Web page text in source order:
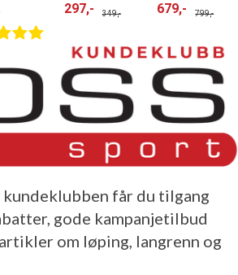
297,- 349,- 679,- 799,-
kundeklubben får du tilgang
gode kampanjetilbud
om løping, langrenn og